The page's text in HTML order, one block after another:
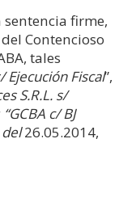
firme,
Contencioso
tales
Ejecución Fiscal”,
S.R.L. s/
“GCBA c/ BJ
del26.05.2014,